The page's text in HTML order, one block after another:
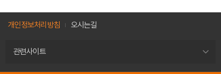
개인정보처리방침 오시는길
관련사이트